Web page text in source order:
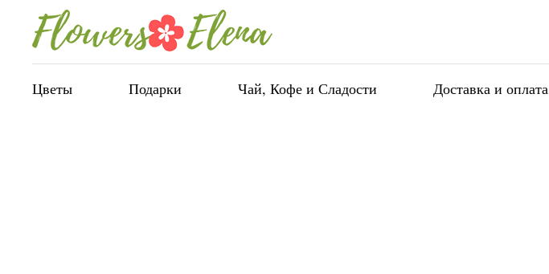
Цветы Подарки Чай, Кофе и Сладости Доставка и оплата